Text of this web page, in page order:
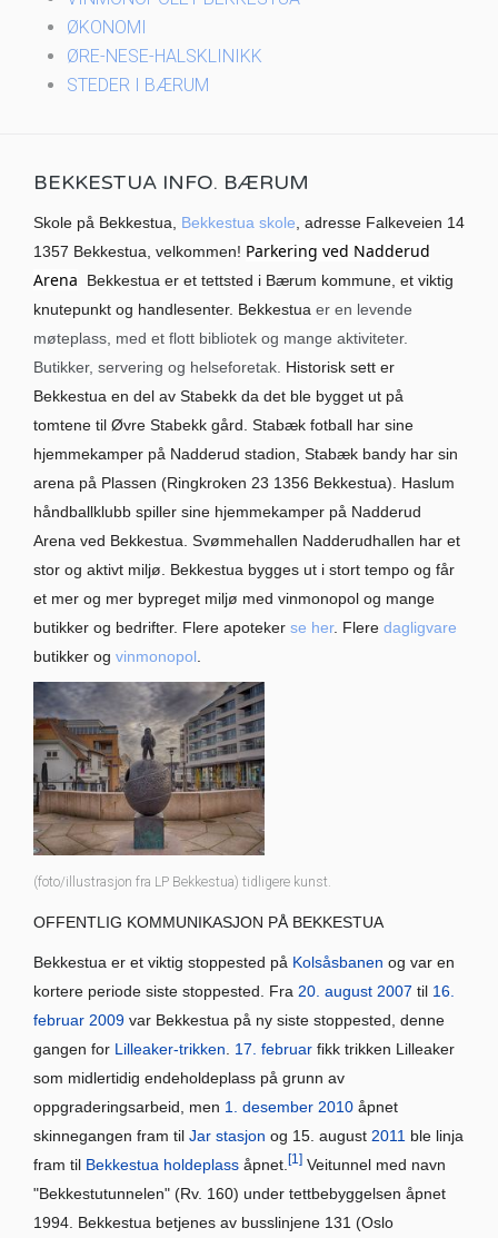
ØKONOMI
ØRE-NESE-HALSKLINIKK
STEDER I BÆRUM
BEKKESTUA INFO. BÆRUM
Skole på Bekkestua, Bekkestua skole , adresse Falkeveien 14
1357 Bekkestua, velkommen! Parkering ved Nadderud
Arena
Bekkestua er et tettsted i Bærum kommune, et viktig
knutepunkt og handlesenter. Bekkestua er en levende
møteplass, med et flott bibliotek og mange aktiviteter.
Butikker, servering og helseforetak. Historisk sett er
Bekkestua en del av Stabekk da det ble bygget ut på
tomtene til Øvre Stabekk gård. Stabæk fotball har sine
hjemmekamper på Nadderud stadion, Stabæk bandy har sin
arena på Plassen (Ringkroken 23 1356 Bekkestua). Haslum
håndballklubb spiller sine hjemmekamper på Nadderud
Arena ved Bekkestua. Svømmehallen Nadderudhallen har et
stor og aktivt miljø. Bekkestua bygges ut i stort tempo og får
et mer og mer bypreget miljø med vinmonopol og mange
butikker og bedrifter. Flere apoteker se her. Flere dagligvare
butikker og vinmonopol
(foto/illustrasjon fra LP Bekkestua) tidligere kunst.
OFFENTLIG KOMMUNIKASJON PÅ BEKKESTUA
Bekkestua er et viktig stoppested på Kolsåsbanen og var en
kortere periode siste stoppested. Fra 20. august 2007 til 16.
februar 2009 var Bekkestua på ny siste stoppested, denne
gangen for Lilleaker-trikken 17. februar fikk trikken Lilleaker
som midlertidig endeholdeplass på grunn av
oppgraderingsarbeid, men 1. desember 2010 åpnet
skinnegangen fram til Jar stasjon og 15. august 2011 ble linja
fram til Bekkestua holdeplass åpnet. [1] Veitunnel med navn
"Bekkestutunnelen" (Rv. 160) under tettbebyggelsen åpnet
1994. Bekkestua betjenes av busslinjene 131 (Oslo